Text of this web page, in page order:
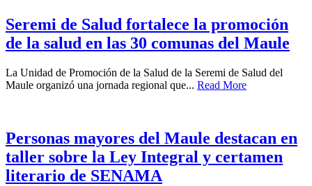
Seremi de Salud fortalece la promoción
de la salud en las 30 comunas del Maule
La Unidad de Promoción de la Salud de la Seremi de Salud del
Maule organizó una jornada regional que... Read More
Personas mayores del Maule destacan en
taller sobre la Ley Integral y certamen
literario de SENAMA